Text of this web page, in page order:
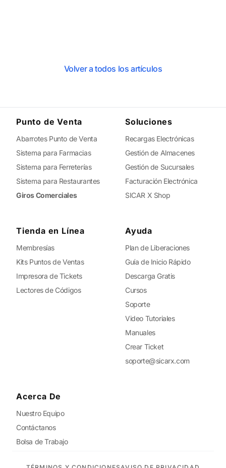
Volver a todos los artículos
Punto de Venta
Abarrotes Punto de Venta
Sistema para Farmacias
Sistema para Ferreterías
Sistema para Restaurantes
Giros Comerciales
Soluciones
Recargas Electrónicas
Gestión de Almacenes
Gestión de Sucursales
Facturación Electrónica
SICAR X Shop
Tienda en Línea
Membresías
Kits Puntos de Ventas
Impresora de Tickets
Lectores de Códigos
Ayuda
Plan de Liberaciones
Guía de Inicio Rápido
Descarga Gratis
Cursos
Soporte
Video Tutoriales
Manuales
Crear Ticket
soporte@sicarx.com
Acerca De
Nuestro Equipo
Contáctanos
Bolsa de Trabajo